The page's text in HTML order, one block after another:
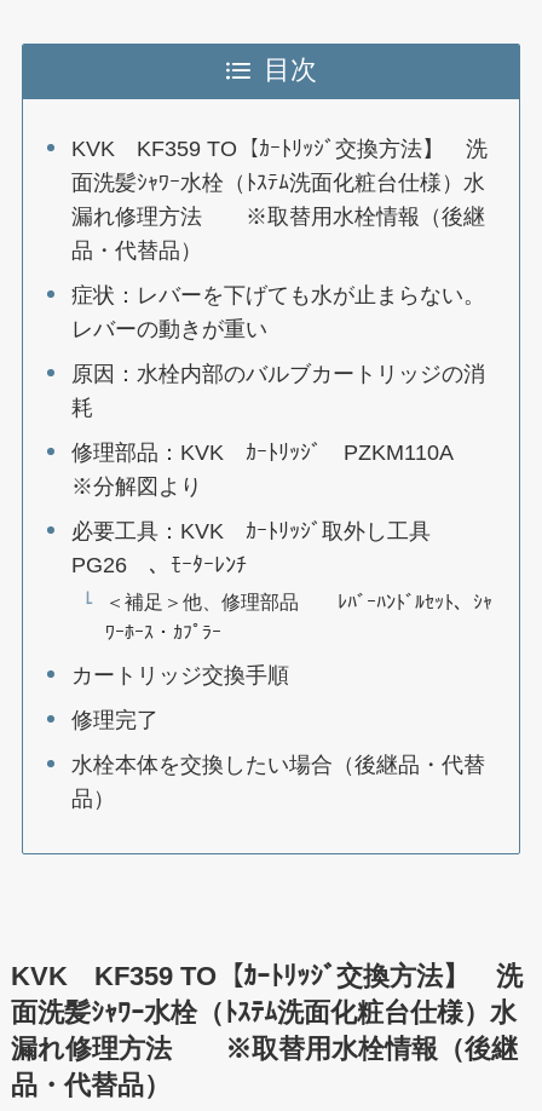
目次
KVK KF359 TO【ｶｰﾄﾘｯｼﾞ交換方法】 洗
面洗髪ｼｬﾜｰ水栓（ﾄｽﾃﾑ洗面化粧台仕様）水
漏れ修理方法 ※取替用水栓情報（後継
品・代替品）
症状：レバーを下げても水が止まらない。
レバーの動きが重い
原因：水栓内部のバルブカートリッジの消
耗
修理部品：KVK ｶｰﾄﾘｯｼﾞ PZKM110A
※分解図より
必要工具：KVK ｶｰﾄﾘｯｼﾞ取外し工具
PG26 、ﾓｰﾀｰﾚﾝﾁ
＜補足＞他、修理部品 ﾚﾊﾞｰﾊﾝﾄﾞﾙｾｯﾄ、ｼｬ
ﾜｰﾎｰｽ・ｶﾌﾟﾗｰ
カートリッジ交換手順
修理完了
水栓本体を交換したい場合（後継品・代替
品）
KVK KF359 TO【ｶｰﾄﾘｯｼﾞ交換方法】 洗
面洗髪ｼｬﾜｰ水栓（ﾄｽﾃﾑ洗面化粧台仕様）水
漏れ修理方法 ※取替用水栓情報（後継
品・代替品）